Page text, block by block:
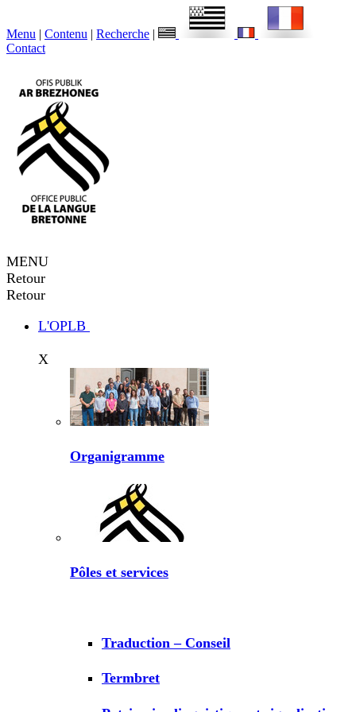
Menu | Contenu | Recherche |
Contact
MENU
Retour
Retour
L'OPLB
X
Organigramme
Pôles et services
Traduction – Conseil
Termbret